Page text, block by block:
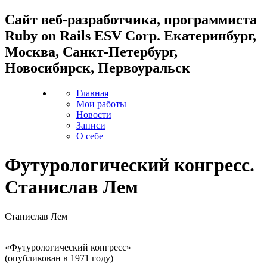
Cайт веб-разработчика, программиста
Ruby on Rails ESV Corp. Екатеринбург,
Москва, Санкт-Петербург,
Новосибирск, Первоуральск
Главная
Мои работы
Новости
Записи
О себе
Футурологический конгресс.
Станислав Лем
Станислав Лем
«Футурологический конгресс»
(опубликован в 1971 году)